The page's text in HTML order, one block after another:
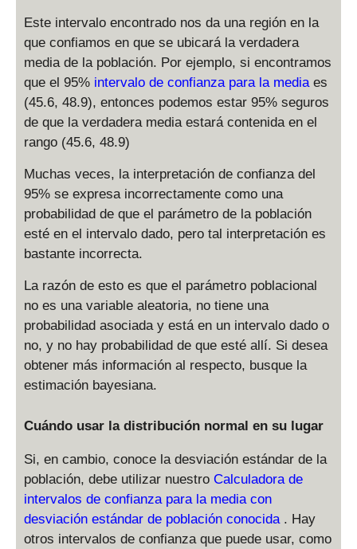
Este intervalo encontrado nos da una región en la
que confiamos en que se ubicará la verdadera
media de la población. Por ejemplo, si encontramos
que el 95% intervalo de confianza para la media es
(45.6, 48.9), entonces podemos estar 95% seguros
de que la verdadera media estará contenida en el
rango (45.6, 48.9)
Muchas veces, la interpretación de confianza del
95% se expresa incorrectamente como una
probabilidad de que el parámetro de la población
esté en el intervalo dado, pero tal interpretación es
bastante incorrecta.
La razón de esto es que el parámetro poblacional
no es una variable aleatoria, no tiene una
probabilidad asociada y está en un intervalo dado o
no, y no hay probabilidad de que esté allí. Si desea
obtener más información al respecto, busque la
estimación bayesiana.
Cuándo usar la distribución normal en su lugar
Si, en cambio, conoce la desviación estándar de la
población, debe utilizar nuestro Calculadora de
intervalos de confianza para la media con
desviación estándar de población conocida . Hay
otros intervalos de confianza que puede usar, como